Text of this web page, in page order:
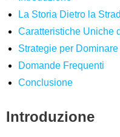
La Storia Dietro la
Caratteristiche Uniche
Strategie per
Domande Frequenti
Conclusione
Introduzione